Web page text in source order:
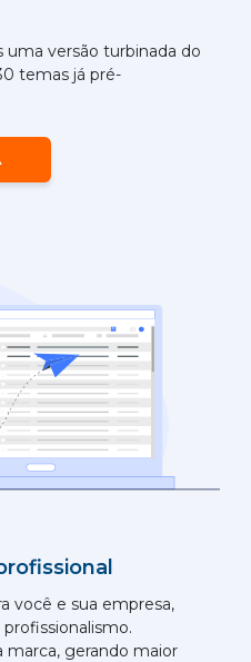
uma versão turbinada do
temas já pré-
você e sua empresa,
marca, gerando maior